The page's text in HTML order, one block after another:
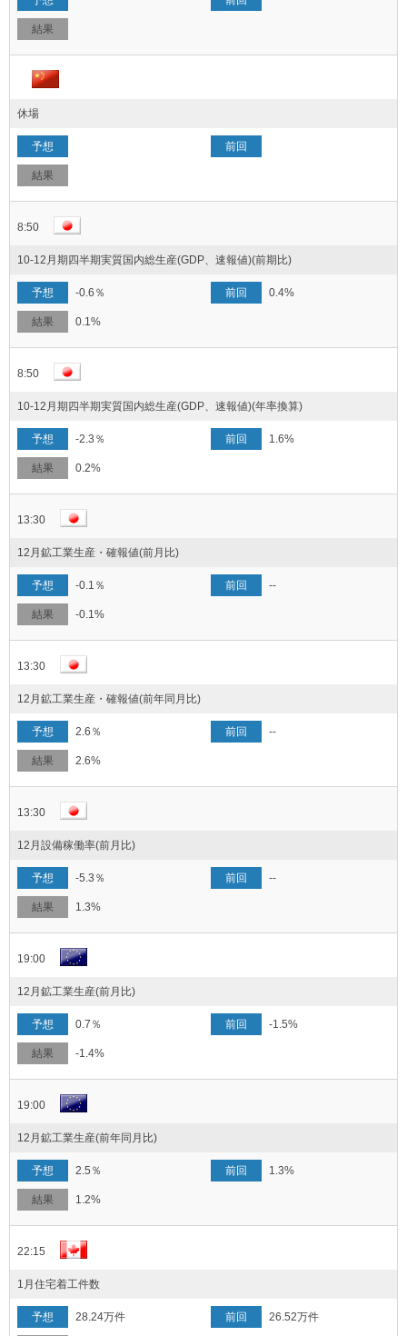
休場
8:50
10-12月期四半期実質国内総生産(GDP、速報値)(前期比)
-0.6％ 0.4%
0.1%
8:50
10-12月期四半期実質国内総生産(GDP、速報値)(年率換算)
-2.3％ 1.6%
0.2%
13:30
12月鉱工業生産・確報値(前月比)
-0.1％ --
-0.1%
13:30
12月鉱工業生産・確報値(前年同月比)
2.6％ --
2.6%
13:30
12月設備稼働率(前月比)
-5.3％ --
1.3%
19:00
12月鉱工業生産(前月比)
0.7％ -1.5%
-1.4%
19:00
12月鉱工業生産(前年同月比)
2.5％ 1.3%
1.2%
22:15
1月住宅着工件数
28.24万件 26.52万件